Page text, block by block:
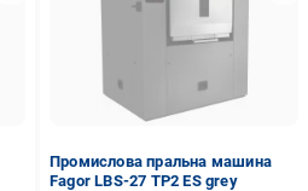
Промислова пральна машина
Fagor LBS-27 TP2 ES grey